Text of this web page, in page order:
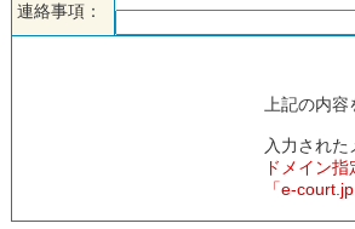
連絡事項：
上記の内
入力され
ドメイン
「e-